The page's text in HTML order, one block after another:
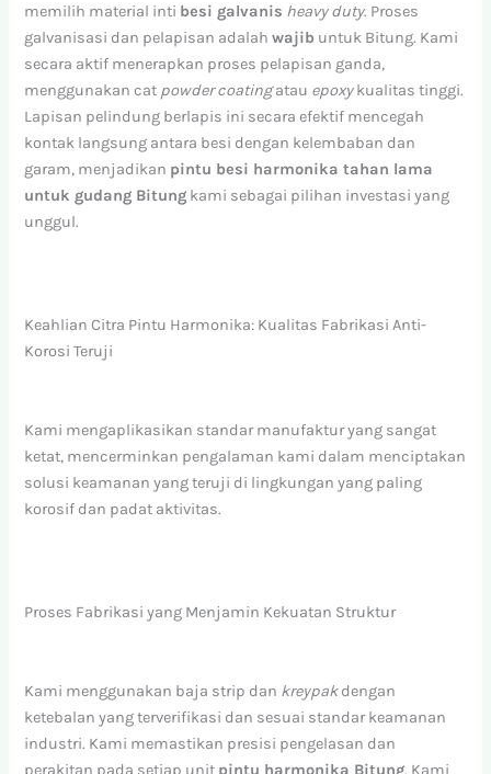
memilih material inti besi galvanis heavy duty. Proses
galvanisasi dan pelapisan adalahwajib untuk Bitung. Kami
secara aktif menerapkan proses pelapisan ganda,
menggunakan cat powder coatingatau epoxykualitas tinggi.
Lapisan pelindung berlapis ini secara efektif mencegah
kontak langsung antara besi dengan kelembaban dan
garam, menjadikan pintu besi harmonika tahan lama
untuk gudang Bitung kami sebagai pilihan investasi yang
unggul.
Keahlian Citra Pintu Harmonika: Kualitas Fabrikasi Anti-
Korosi Teruji
Kami mengaplikasikan standar manufaktur yang sangat
ketat, mencerminkan pengalaman kami dalam menciptakan
solusi keamanan yang teruji di lingkungan yang paling
korosif dan padat aktivitas.
Proses Fabrikasi yang Menjamin Kekuatan Struktur
Kami menggunakan baja strip dan kreypakdengan
ketebalan yang terverifikasi dan sesuai standar keamanan
industri. Kami memastikan presisi pengelasan dan
perakitan pada setiap unit pintu harmonika Bitung. Kami